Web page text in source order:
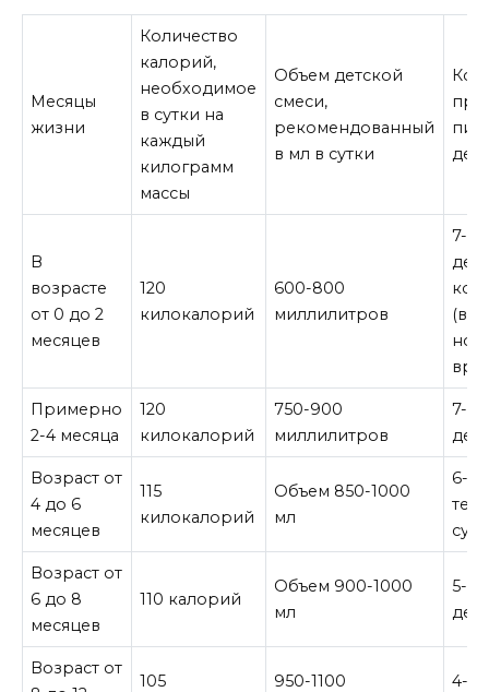
Месяцы
жизни
Количество
калорий,
необходимое
в сутки на
каждый
килограмм
массы
Объем детской
смеси,
рекомендованный
в мл в сутки
В
возрасте
от 0 до 2
месяцев
120
килокалорий
600-800
миллилитров
7-
Примерно
2-4 месяца
120
килокалорий
750-900
миллилитров
7-8
Возраст от
4 до 6
месяцев
115
килокалорий
Объем 850-1000
мл
6-7
Возраст от
6 до 8
месяцев
110 калорий
Объем 900-1000
мл
5-6
Возраст от
105
950-1100
4-5